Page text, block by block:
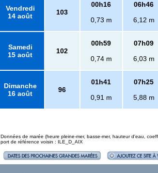
Vendredi
14 août
103
00h16
0,73 m
06h46
6,12 m
Samedi
15 août
102
00h59
0,74 m
07h09
6,03 m
Dimanche
16 août
96
01h41
0,91 m
07h25
5,88 m
Données de marée (heure pleine-mer, basse-mer, hauteur d'eau,
port de référence voisin : ILE_D_AIX